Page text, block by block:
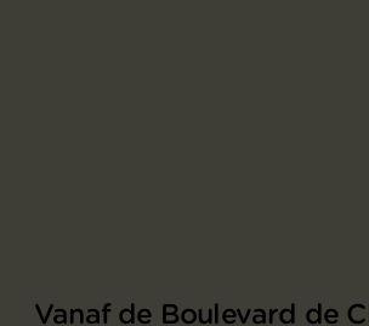
Vanaf de Boulevard de